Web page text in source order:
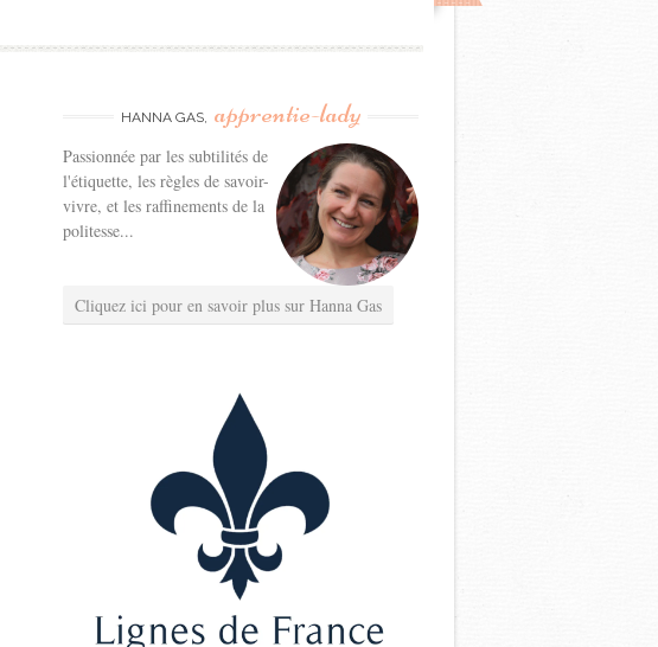
HANNA GAS, apprentie-lady
Passionnée par les subtilités de
l'étiquette, les règles de savoir-
vivre, et les raffinements de la
politesse...
Cliquez ici pour en savoir plus sur Hanna Gas